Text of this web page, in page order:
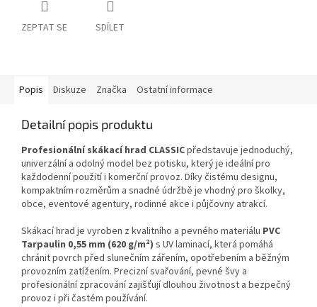
ZEPTAT SE SDÍLET
Popis Diskuze Značka Ostatní informace
Detailní popis produktu
Profesionální skákací hrad CLASSICpředstavuje jednoduchý,
univerzální a odolný model bez potisku, který je ideální pro
každodenní použití i komerční provoz. Díky čistému designu,
kompaktním rozměrům a snadné údržbě je vhodný pro školky,
obce, eventové agentury, rodinné akce i půjčovny atrakcí.
Skákací hrad je vyroben z kvalitního a pevného materiálu PVC
Tarpaulin 0,55 mm (620 g/m²) s UV laminací, která pomáhá
chránit povrch před slunečním zářením, opotřebením a běžným
provozním zatížením. Precizní svařování, pevné švy a
profesionální zpracování zajišťují dlouhou životnost a bezpečný
provoz i při častém používání.